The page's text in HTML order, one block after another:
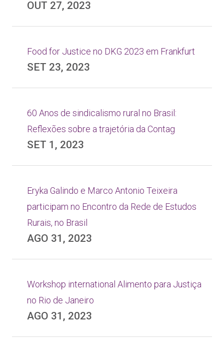
OUT 27, 2023
Food for Justice no DKG 2023 em Frankfurt
SET 23, 2023
60 Anos de sindicalismo rural no Brasil:
Reflexões sobre a trajetória da Contag
SET 1, 2023
Eryka Galindo e Marco Antonio Teixeira
participam no Encontro da Rede de Estudos
Rurais, no Brasil
AGO 31, 2023
Workshop international Alimento para Justiça
no Rio de Janeiro
AGO 31, 2023